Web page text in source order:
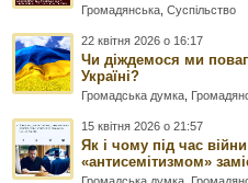
Громадянська ,Суспільство
22 квітня 2026 о 16:17
Чи діждемося ми
Україні?
Громадська думка
15 квітня 2026 о 21:57
Як і чому під час
«антисемітизмом»